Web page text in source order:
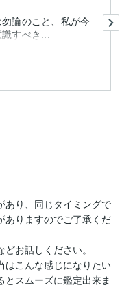
論のこと、私が今
すべき...
あり、同じタイミングで
ありますのでご了承くだ
お話しください。
はこんな感じになりたい
スムーズに鑑定出来ま